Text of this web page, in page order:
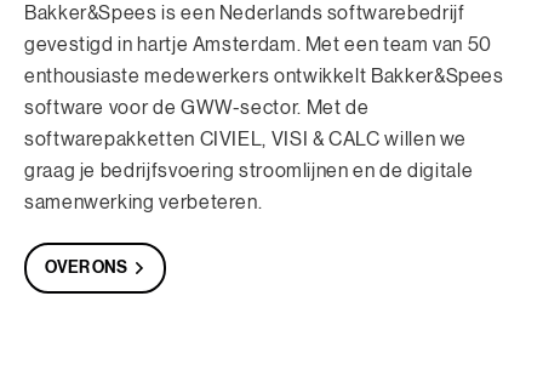
Bakker&Spees is een Nederlands softwarebedrijf
gevestigd in hartje Amsterdam. Met een team van 50
enthousiaste medewerkers ontwikkelt Bakker&Spees
software voor de GWW-sector. Met de
softwarepakketten CIVIEL, VISI & CALC willen we
graag je bedrijfsvoering stroomlijnen en de digitale
samenwerking verbeteren.
OVER ONS